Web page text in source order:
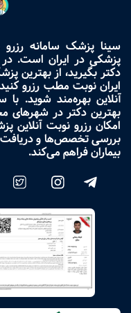
سینا پزشک سامانه
پزشکی در ایران است.
دکتر بگیرید، از
ایران نوبت مطب رزرو
آنلاین بهره‌مند شوید.
بهترین دکتر در
امکان رزرو نوبت
بررسی تخصص‌ها و دریافت
بیماران فراهم می‌کند.